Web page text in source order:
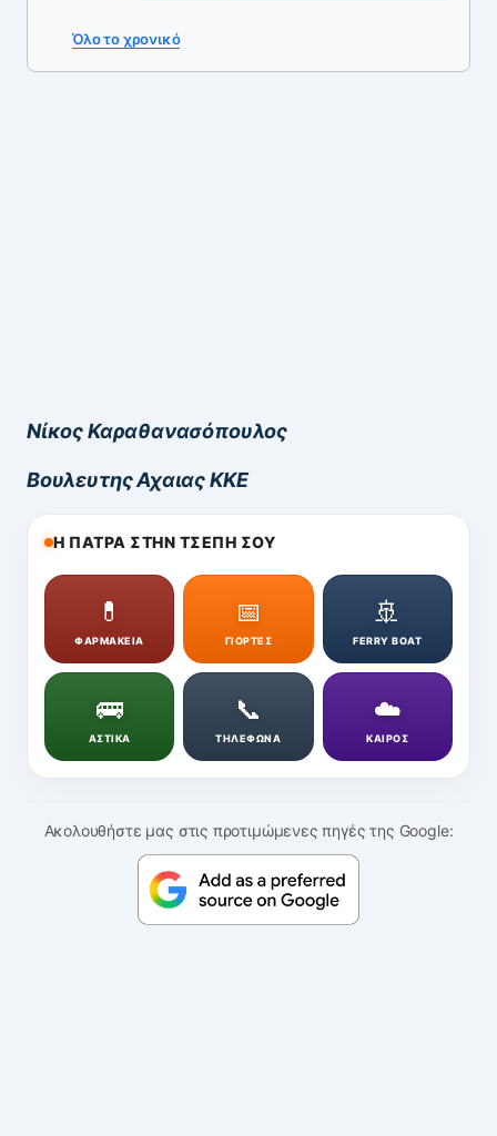
Όλο το χρονικό
Νίκος Καραθανασόπουλος
Βουλευτης Αχαιας ΚΚΕ
Η ΠΑΤΡΑ ΣΤΗΝ ΤΣΕΠΗ ΣΟΥ
💊
ΦΑΡΜΑΚΕΙΑ
📅
ΓΙΟΡΤΕΣ
🚢
FERRY BOAT
🚌
ΑΣΤΙΚΑ
📞
ΤΗΛΕΦΩΝΑ
☁️
ΚΑΙΡΟΣ
Ακολουθήστε μας στις προτιμώμενες πηγές της Google: